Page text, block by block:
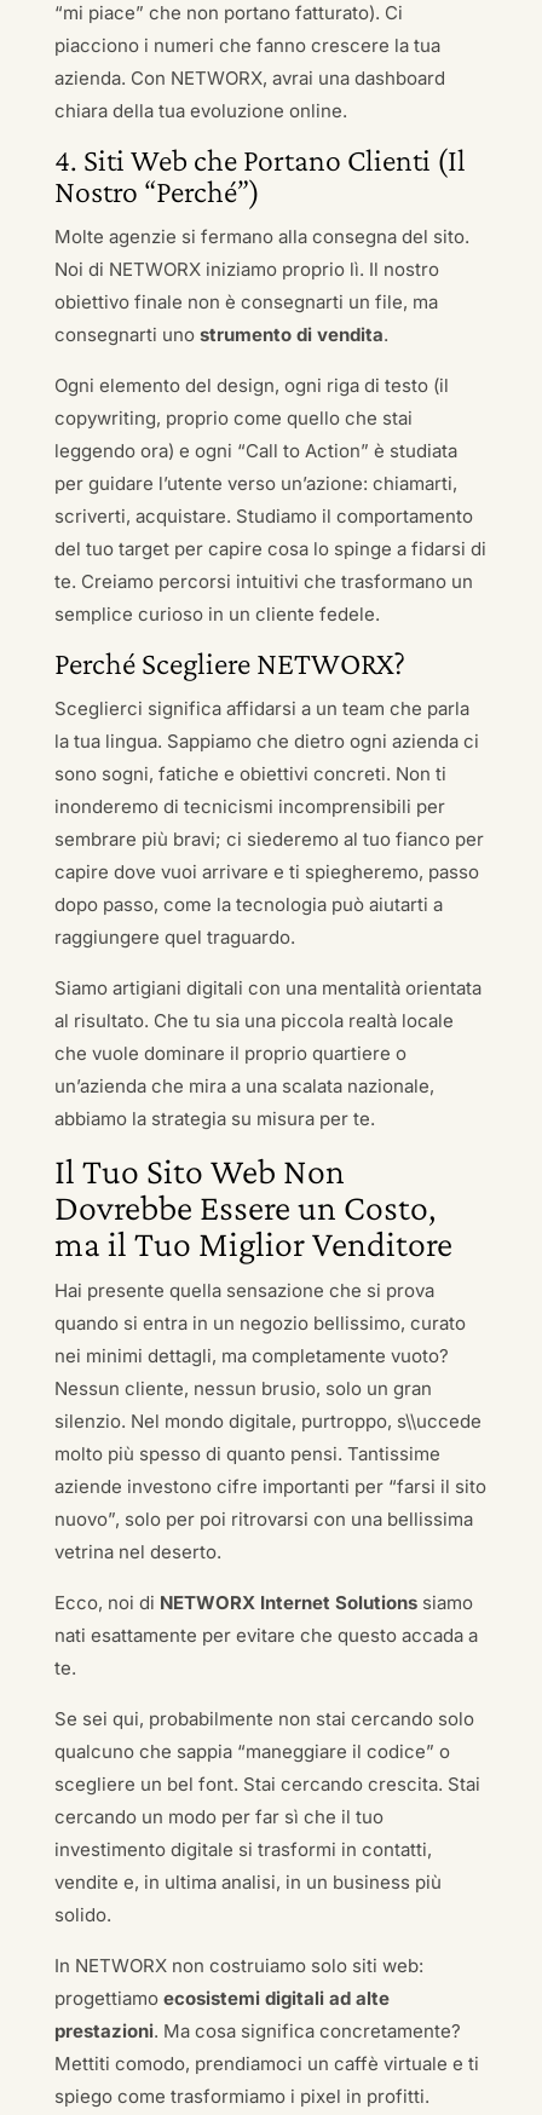
“mi piace” che non portano fatturato). Ci
piacciono i numeri che fanno crescere la tua
azienda. Con NETWORX, avrai una dashboard
chiara della tua evoluzione online.
4. Siti Web che Portano Clienti (Il
Nostro “Perché”)
Molte agenzie si fermano alla consegna del sito.
Noi di NETWORX iniziamo proprio lì. Il nostro
obiettivo finale non è consegnarti un file, ma
consegnarti uno strumento di vendita.
Ogni elemento del design, ogni riga di testo (il
copywriting, proprio come quello che stai
leggendo ora) e ogni “Call to Action” è studiata
per guidare l’utente verso un’azione: chiamarti,
scriverti, acquistare. Studiamo il comportamento
del tuo target per capire cosa lo spinge a fidarsi di
te. Creiamo percorsi intuitivi che trasformano un
semplice curioso in un cliente fedele.
Perché Scegliere NETWORX?
Sceglierci significa affidarsi a un team che parla
la tua lingua. Sappiamo che dietro ogni azienda ci
sono sogni, fatiche e obiettivi concreti. Non ti
inonderemo di tecnicismi incomprensibili per
sembrare più bravi; ci siederemo al tuo fianco per
capire dove vuoi arrivare e ti spiegheremo, passo
dopo passo, come la tecnologia può aiutarti a
raggiungere quel traguardo.
Siamo artigiani digitali con una mentalità orientata
al risultato. Che tu sia una piccola realtà locale
che vuole dominare il proprio quartiere o
un’azienda che mira a una scalata nazionale,
abbiamo la strategia su misura per te.
Il Tuo Sito Web Non
Dovrebbe Essere un Costo,
ma il Tuo Miglior Venditore
Hai presente quella sensazione che si prova
quando si entra in un negozio bellissimo, curato
nei minimi dettagli, ma completamente vuoto?
Nessun cliente, nessun brusio, solo un gran
silenzio. Nel mondo digitale, purtroppo, s\\uccede
molto più spesso di quanto pensi. Tantissime
aziende investono cifre importanti per “farsi il sito
nuovo”, solo per poi ritrovarsi con una bellissima
vetrina nel deserto.
Ecco, noi di NETWORX Internet Solutionssiamo
nati esattamente per evitare che questo accada a
te.
Se sei qui, probabilmente non stai cercando solo
qualcuno che sappia “maneggiare il codice” o
scegliere un bel font. Stai cercando crescita. Stai
cercando un modo per far sì che il tuo
investimento digitale si trasformi in contatti,
vendite e, in ultima analisi, in un business più
solido.
In NETWORX non costruiamo solo siti web:
progettiamo ecosistemi digitali ad alte
prestazioni. Ma cosa significa concretamente?
Mettiti comodo, prendiamoci un caffè virtuale e ti
spiego come trasformiamo i pixel in profitti.